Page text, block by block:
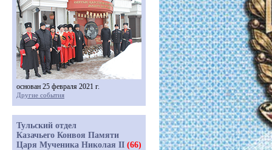
основан 25 февраля 2021 г.
Другие события
Тульский отдел
Казачьего Конвоя Памяти
Царя Мученика Николая II (66)